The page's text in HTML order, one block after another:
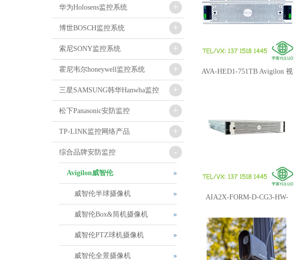
AVA-HED1-751TB Avigilon 视
AIA2X-FORM-D-CG3-HW-
C19-C20 Avigilon视频监控摄像
机AI Appliance 2X
华为Holosens监控系统 +
博世BOSCH监控系统 +
索尼SONY监控系统 +
霍尼韦尔honeywell监控系统 +
三星SAMSUNG韩华Hanwha监控 +
松下Panasonic安防监控 +
TP-LINK监控网络产品 +
综合品牌安防监控 -
Avigilon威智伦
威智伦半球摄像机
威智伦Box&筒机摄像机
威智伦PTZ球机摄像机
威智伦全景摄像机